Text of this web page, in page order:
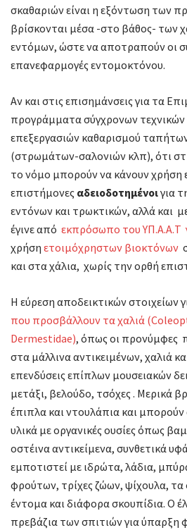
σκαθαριών είναι η εξόντωση των
βρίσκονται μέσα -στο βάθος- των
εντόμων, ώστε να αποτραπούν οι
επανεφαρμογές εντομοκτόνου.
Αν και στις επισημάνσεις για τα
προγράμματα σύγχρονων τεχνικών
επεξεργασιών καθαρισμού
(στρωμάτων-σαλονιών κλπ), ότι
το νόμο μπορούν να κάνουν
επιστήμονες αδειοδοτημένοιγια
εντόνων και τρωκτικών, αλλά και
έγινε από εκπρόσωπο του ΥΠ.Α.Α.Τ
χρήση ετοιμόχρηστων βιοκτόνων
και στα χάλια, χωρίς την ορθή
Η εύρεση αποδεικτικών στοιχείων
που προσβάλλουν τα χαλιά
Dermestidae), όπως οι προνύμφες
στα μάλλινα αντικειμένων, χαλιά
επενδύσεις επίπλων μουσειακών
μετάξι, βελούδο, τσόχες . Μερικά
έπιπλα και ντουλάπια και
υλικά με οργανικές ουσίες όπως
οστέινα αντικείμενα, συνθετικά
εμποτιστεί με ιδρώτα, λάδια,
φρούτων, τρίχες ζώων, ψίχουλα,
έντομα και διάφορα σκουπίδια. Ο
πρεβάζια των σπιτιών για ύπαρξη